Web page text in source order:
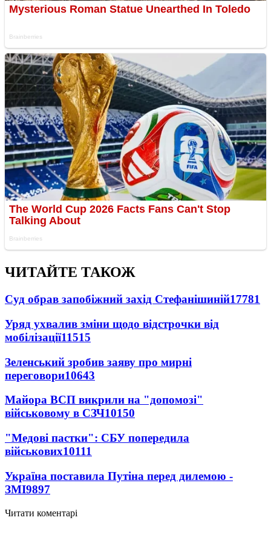
ЧИТАЙТЕ ТАКОЖ
Суд обрав запобіжний захід Стефанішиній17781
Уряд ухвалив зміни щодо відстрочки від
мобілізації11515
Зеленський зробив заяву про мирні
переговори10643
Майора ВСП викрили на "допомозі"
військовому в СЗЧ10150
"Медові пастки": СБУ попередила
військових10111
Україна поставила Путіна перед дилемою -
ЗМІ9897
Читати коментарі